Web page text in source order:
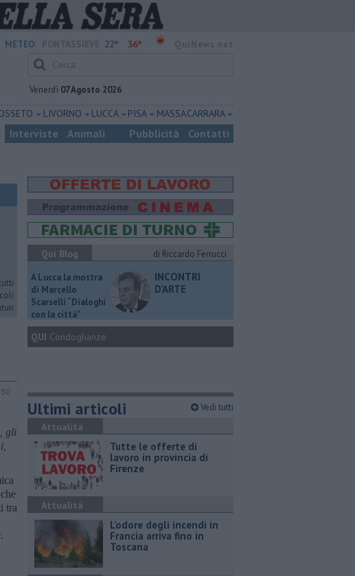
METEO: 22° 36°
Venerdì 07 Agosto 2026
LIVORNO LUCCA PISA MASSA CARRARA
Interviste Animali Pubblicità Contatti
gli
tra
Qui Blog
di Riccardo Ferrucci
A Lucca la mostra
di Marcello
Scarselli “Dialoghi
con la città"
INCONTRI
D'ARTE
QUI Condoglianze
Ultimi articoli Vedi tutti
Attualità
​Tutte le offerte di
lavoro in provincia di
Firenze
Attualità
L'odore degli incendi in
Francia arriva fino in
Toscana